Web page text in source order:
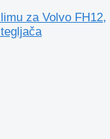
za Volvo FH12,